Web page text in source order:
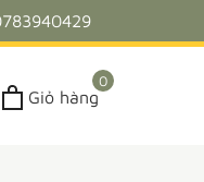
0
Giỏ hàng